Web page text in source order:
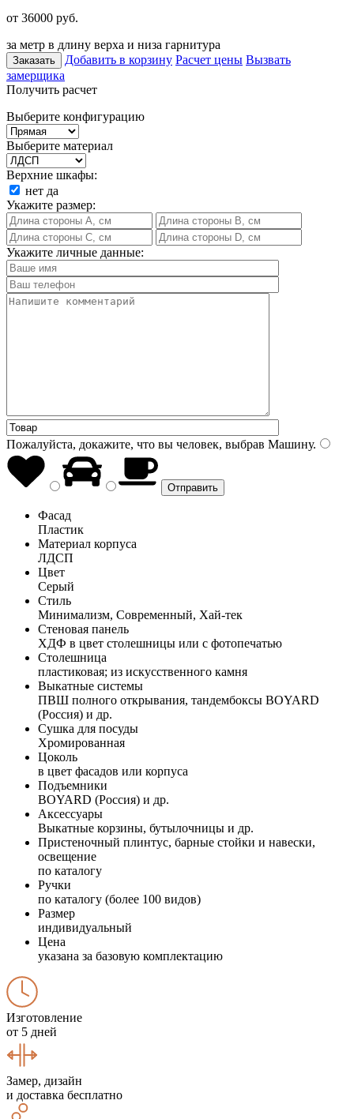
от 36000 руб.
за метр в длину верха и низа гарнитура
Заказать Добавить в корзину Расчет цены Вызвать
замерщика
Получить расчет
Выберите конфигурацию
Выберите материал
Верхние шкафы:
нет да
Укажите размер:
Укажите личные данные:
Пожалуйста, докажите, что вы человек, выбрав Машину.
Фасад
Пластик
Материал корпуса
ЛДСП
Цвет
Серый
Стиль
Минимализм, Современный, Хай-тек
Стеновая панель
ХДФ в цвет столешницы или с фотопечатью
Столешница
пластиковая; из искусственного камня
Выкатные системы
ПВШ полного открывания, тандембоксы BOYARD
(Россия) и др.
Сушка для посуды
Хромированная
Цоколь
в цвет фасадов или корпуса
Подъемники
BOYARD (Россия) и др.
Аксессуары
Выкатные корзины, бутылочницы и др.
Пристеночный плинтус, барные стойки и навески,
освещение
по каталогу
Ручки
по каталогу (более 100 видов)
Размер
индивидуальный
Цена
указана за базовую комплектацию
Изготовление
от 5 дней
Замер, дизайн
и доставка бесплатно